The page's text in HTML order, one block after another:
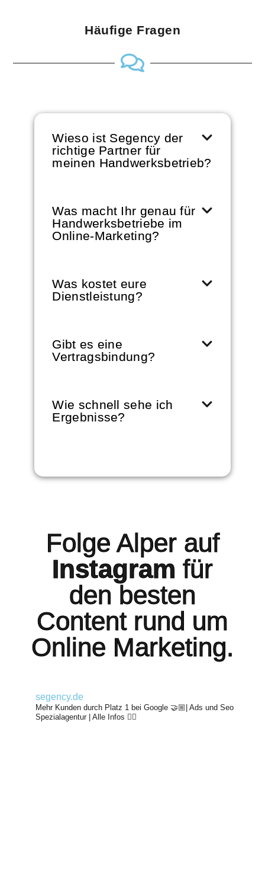
Häufige Fragen
Wieso ist Segency der
richtige Partner für
meinen Handwerksbetrieb?
Was macht Ihr genau für
Handwerksbetriebe im
Online-Marketing?
Was kostet eure
Dienstleistung?
Gibt es eine
Vertragsbindung?
Wie schnell sehe ich
Ergebnisse?
Folge Alper auf
Instagram für
den besten
Content rund um
Online Marketing.
segency.de
Mehr Kunden durch Platz 1 bei Google 🤝🏼| Ads und Seo
Spezialagentur | Alle Infos 👇🏼